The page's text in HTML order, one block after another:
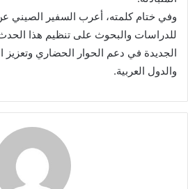
وفي ختام كلمته، أعرب السفير الصيني
للدراسات والبحوث على تنظيم هذا
الجديدة في دعم الحوار الحضاري وتعزيز
والدول العربية.